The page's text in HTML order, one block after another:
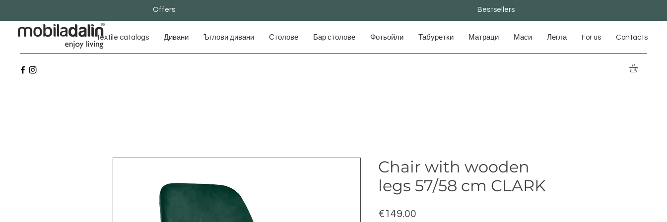
Offers Bestsellers
Textile catalogs Дивани Ъглови дивани Столове Бар столове Фотьойли Табуретки Матраци Маси Легла For us Contacts
Chair with wooden
legs 57/58 cm CLARK
€149.00